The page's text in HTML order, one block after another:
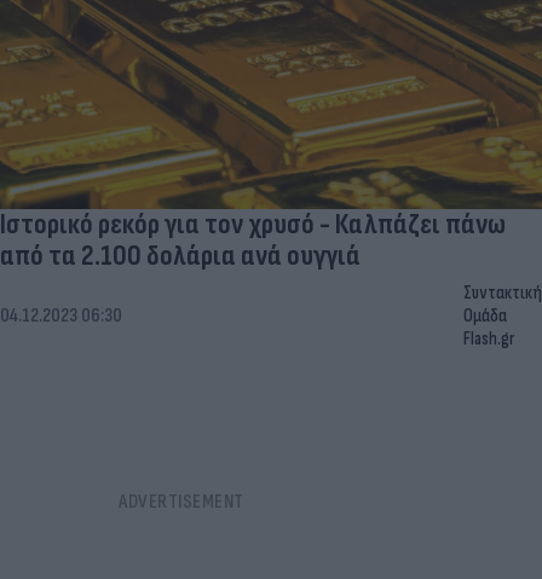
Ιστορικό ρεκόρ για τον χρυσό - Καλπάζει πάνω
από τα 2.100 δολάρια ανά ουγγιά
04.12.2023 06:30
Συντακτική
Ομάδα
Flash.gr